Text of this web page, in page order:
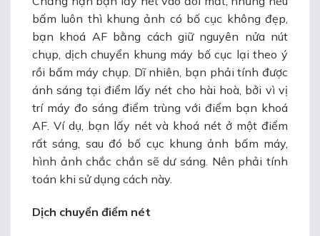
bấm luôn thì khung ảnh có bố cục không đẹp,
bạn khoá AF bằng cách giữ nguyên nửa nút
chụp, dịch chuyển khung máy bố cục lại theo ý
rồi bấm máy chụp. Dĩ nhiên, bạn phải tính được
ánh sáng tại điểm lấy nét cho hài hoà, bởi vì vị
trí máy đo sáng điểm trùng với điểm bạn khoá
AF. Ví dụ, bạn lấy nét và khoá nét ở một điểm
rất sáng, sau đó bố cục khung ảnh bấm máy,
hình ảnh chắc chắn sẽ dư sáng. Nên phải tính
toán khi sử dụng cách này.
Dịch chuyển điểm nét